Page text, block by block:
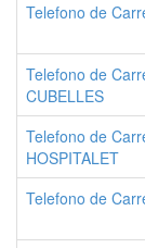
Telefono de
Telefono de
CUBELLES
Telefono de
HOSPITALET
Telefono de